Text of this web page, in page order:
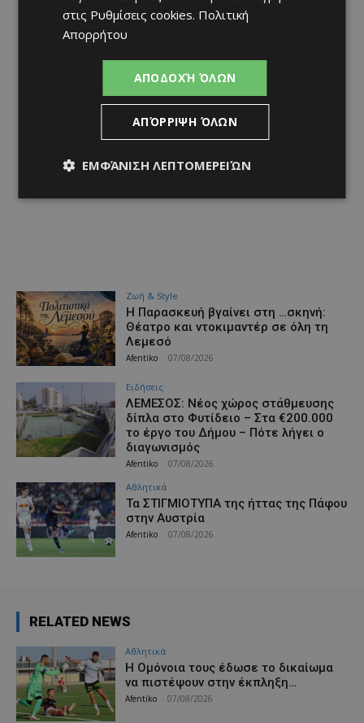
Ζωή & Style
Η Παρασκευή βγαίνει στη …σκηνή:
Θέατρο και ντοκιμαντέρ σε όλη τη
Λεμεσό
Afentiko 07/08/2026
Ειδήσεις
ΛΕΜΕΣΟΣ: Νέος χώρος στάθμευσης
δίπλα στο Φυτίδειο – Στα €200.000
το έργο του Δήμου – Πότε λήγει ο
διαγωνισμός
Afentiko 07/08/2026
Αθλητικά
Τα ΣΤΙΓΜΙΟΤΥΠΑ της ήττας της Πάφου
στην Αυστρία
Afentiko 07/08/2026
RELATED NEWS
Αθλητικά
Η Ομόνοια τους έδωσε το δικαίωμα
να πιστέψουν στην έκπληξη…
Afentiko 07/08/2026
στις Ρυθμίσεις cookies. Πολιτική
Απορρήτου
ΑΠΟΔΟΧΉ ΌΛΩΝ
ΑΠΌΡΡΙΨΗ ΌΛΩΝ
ΕΜΦΆΝΙΣΗ ΛΕΠΤΟΜΕΡΕΙΏΝ